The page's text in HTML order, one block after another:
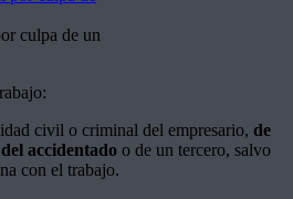
culpa de un
civil o criminal del empresario, de
accidentado o de un tercero, salvo
con el trabajo.